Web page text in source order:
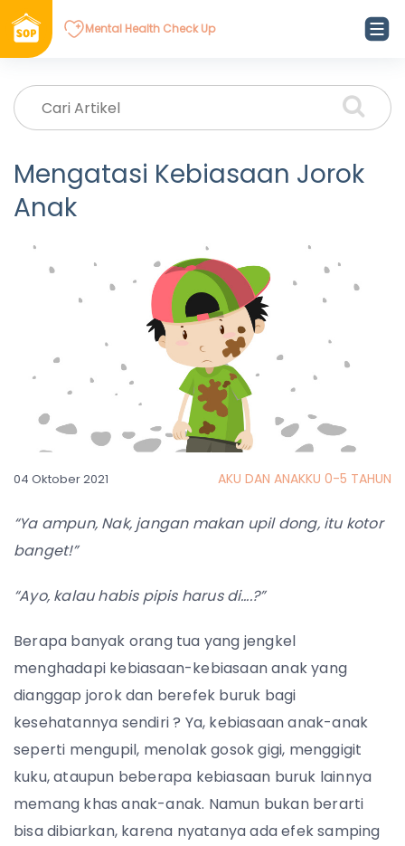
Mental Health Check Up
Mengatasi Kebiasaan Jorok
Anak
04 Oktober 2021 AKU DAN ANAKKU 0-5 TAHUN
“Ya ampun, Nak, jangan makan upil dong, itu kotor
banget!”
“Ayo, kalau habis pipis harus di….?”
Berapa banyak orang tua yang jengkel
menghadapi kebiasaan-kebiasaan anak yang
dianggap jorok dan berefek buruk bagi
kesehatannya sendiri ? Ya, kebiasaan anak-anak
seperti mengupil, menolak gosok gigi, menggigit
kuku, ataupun beberapa kebiasaan buruk lainnya
memang khas anak-anak. Namun bukan berarti
bisa dibiarkan, karena nyatanya ada efek samping